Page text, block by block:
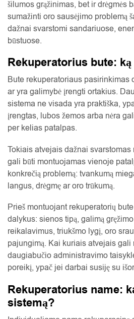
šilumos grąžinimas, bet ir drėgmės
sumažinti oro sausėjimo problemą
dažnai svarstomi sandariuose,
būstuose.
Rekuperatorius bute:
Bute rekuperatoriaus pasirinkimas
ar yra galimybė įrengti ortakius.
sistema ne visada yra praktiška,
įrengtas, lubos žemos arba nėra
per kelias patalpas.
Tokiais atvejais dažnai
gali būti montuojamas vienoje
konkrečią problemą: tvankumą
langus, drėgmę ar oro trūkumą.
Prieš montuojant rekuperatorių
dalykus: sienos tipą, galimą
reikalavimus, triukšmo lygį, oro
pajungimą. Kai kuriais atvejais gali
daugiabučio administravimo
poreikį, ypač jei darbai susiję su
Rekuperatorius name:
sistemą?